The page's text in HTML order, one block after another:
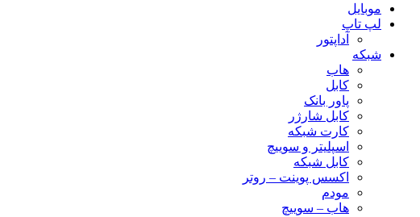
موبایل
لپ تاپ
آداپتور
شبکه
هاب
کابل
پاور بانک
کابل شارژر
کارت شبکه
اسپلیتر و سوییچ
کابل شبکه
اکسس پوینت – روتر
مودم
هاب – سوییچ